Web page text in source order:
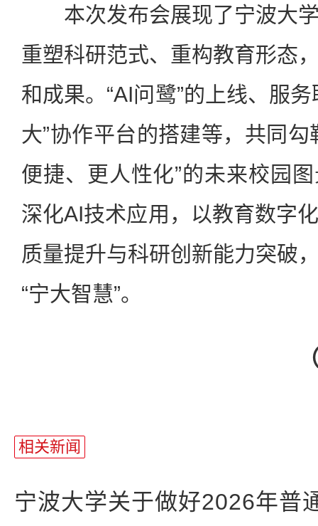
本次发布会展现了宁波大学
重塑科研范式、重构教育形态
和成果。“AI问鹭”的上线、服
大”协作平台的搭建等，共同勾
便捷、更人性化”的未来校园
深化AI技术应用，以教育数字
质量提升与科研创新能力突破
“宁大智慧”。
（
相关新闻
宁波大学关于做好2026年普